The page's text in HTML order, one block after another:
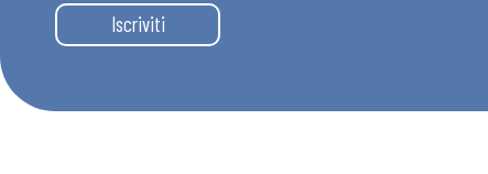
Iscriviti